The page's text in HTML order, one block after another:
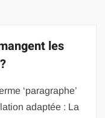
les
‘paragraphe’
adaptée : La